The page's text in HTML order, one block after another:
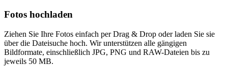
Fotos hochladen
Ziehen Sie Ihre Fotos einfach per Drag & Drop oder laden Sie sie
über die Dateisuche hoch. Wir unterstützen alle gängigen
Bildformate, einschließlich JPG, PNG und RAW-Dateien bis zu
jeweils 50 MB.